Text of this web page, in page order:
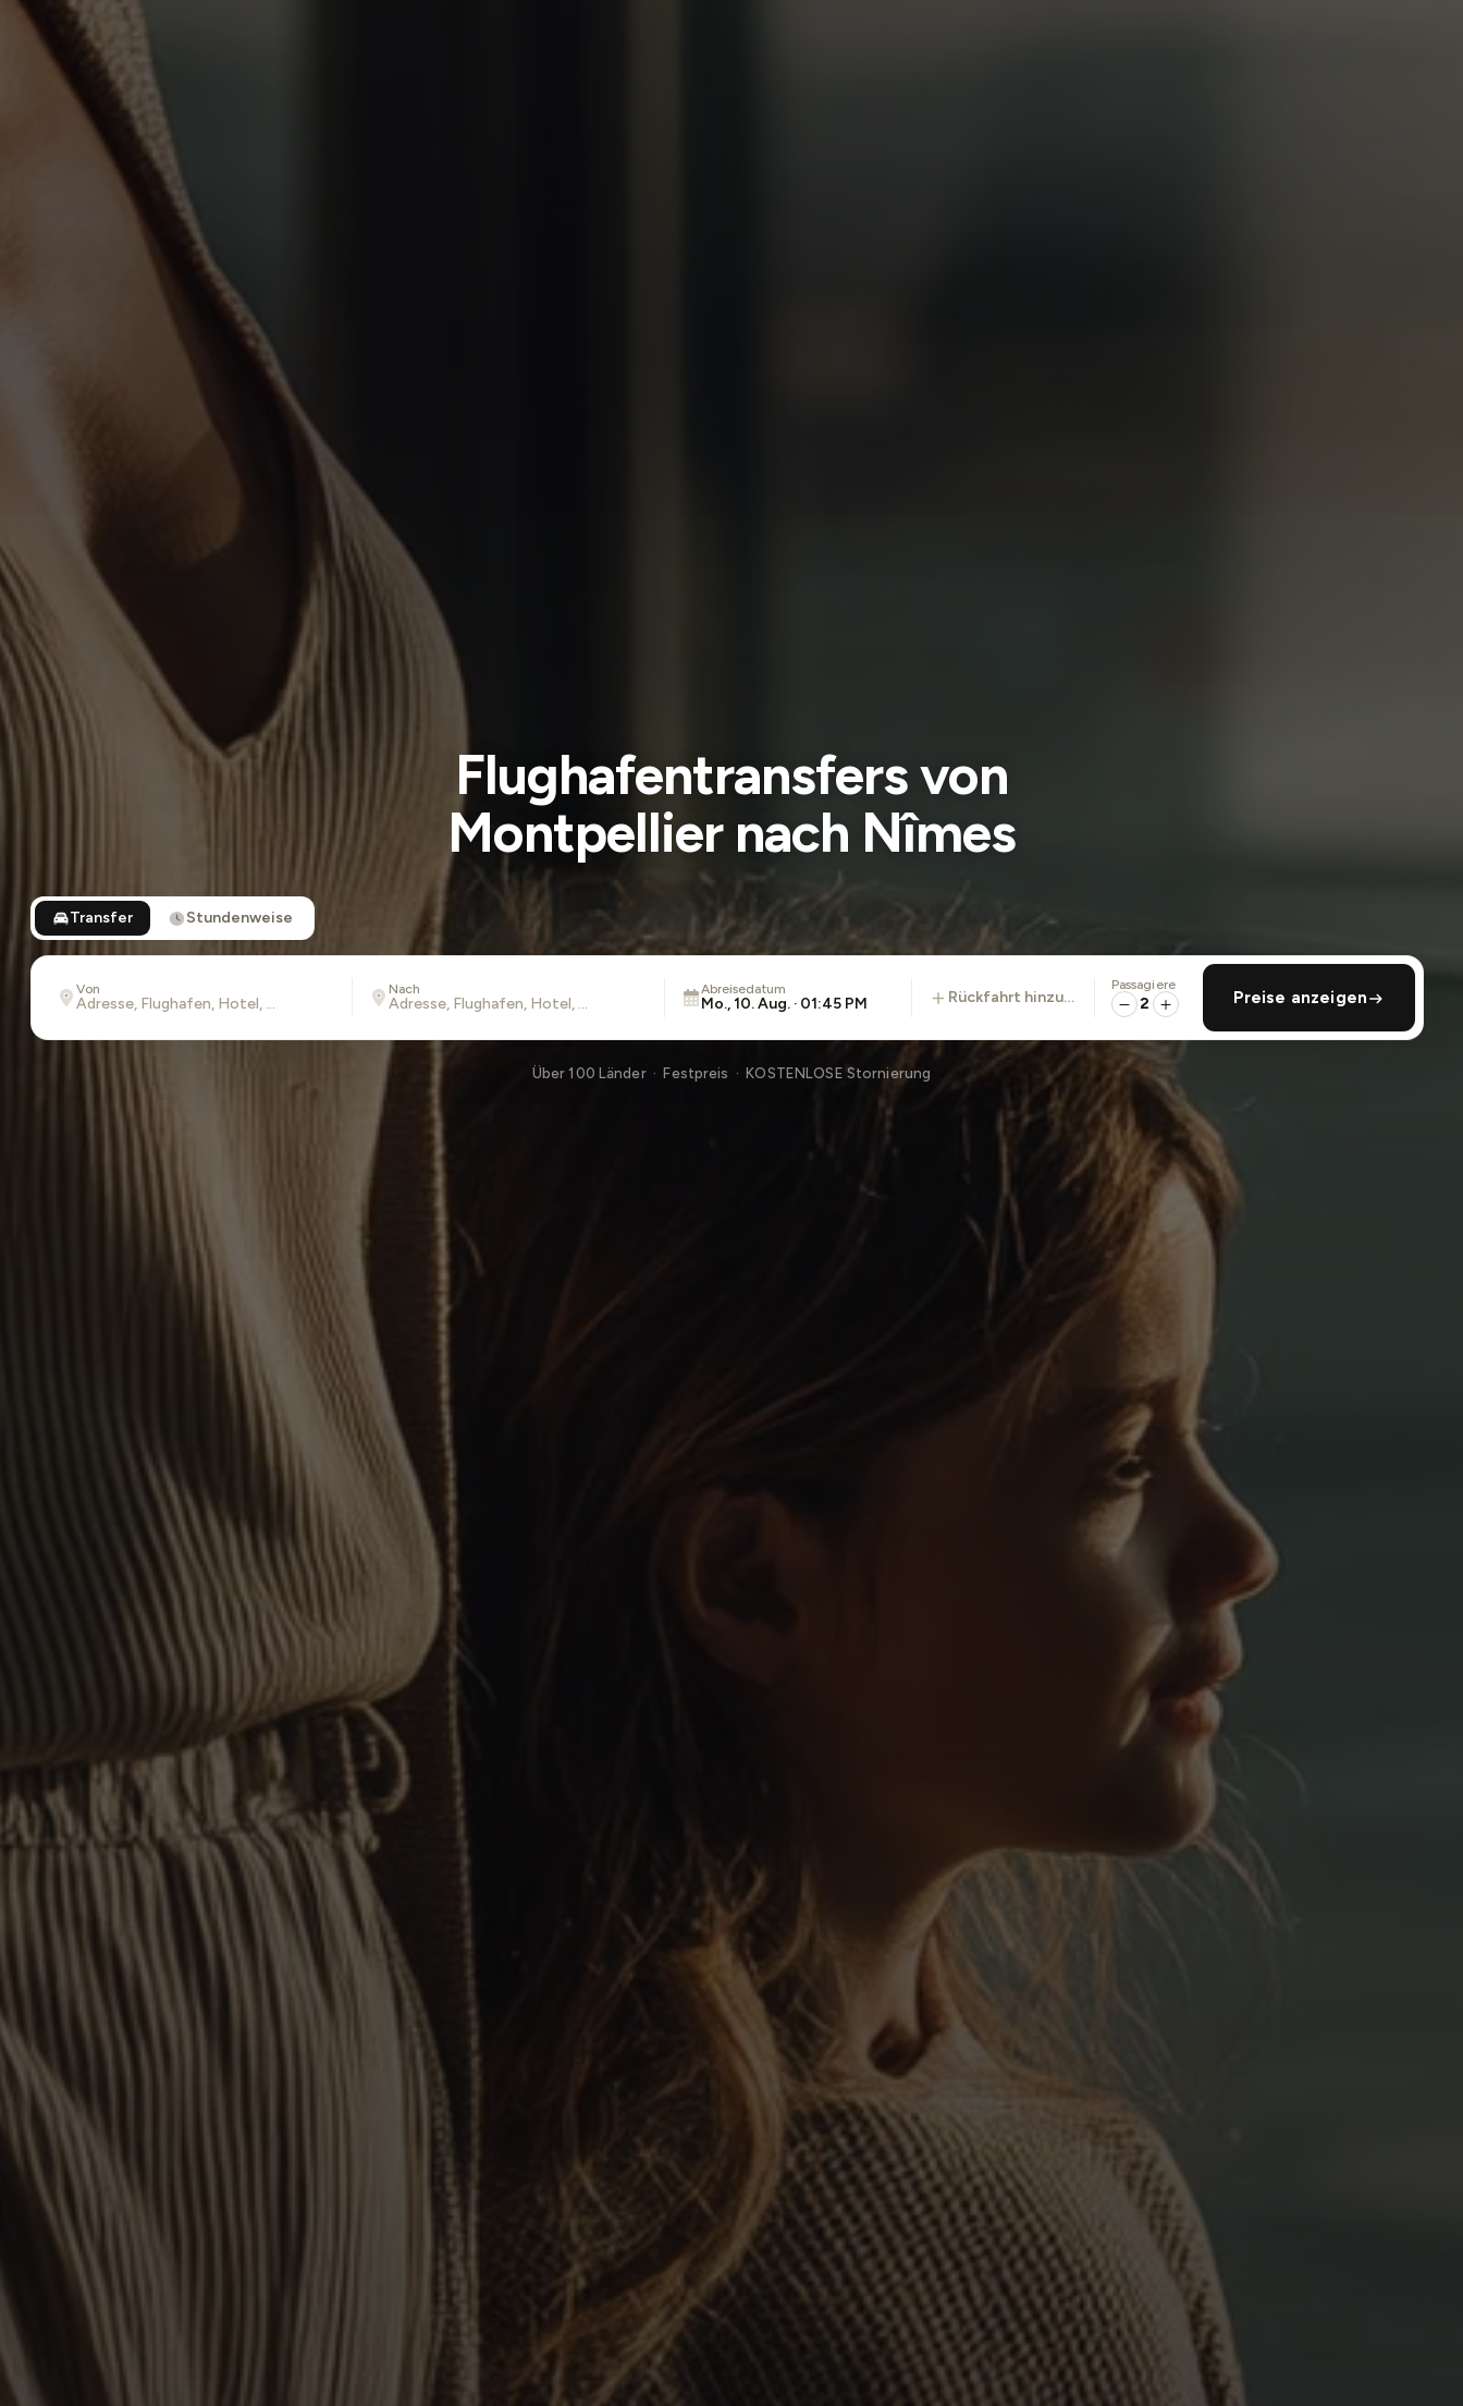
Flughafentransfers von
Montpellier nach Nîmes
Transfer Stundenweise
Von Nach Abreisedatum
Mo., 10. Aug. · 01:45 PM rückfahrt hinzufügen
Passagiere
2 Preise anzeigen
Über 100 Länder · Festpreis · KOSTENLOSE Stornierung